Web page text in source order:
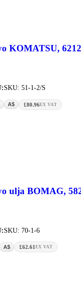
KOMATSU,
SKU: 51-1-2/S
A$ £80.96EX VAT
ulja BOMAG,
SKU: 70-1-6
A$ £62.61 EX VAT